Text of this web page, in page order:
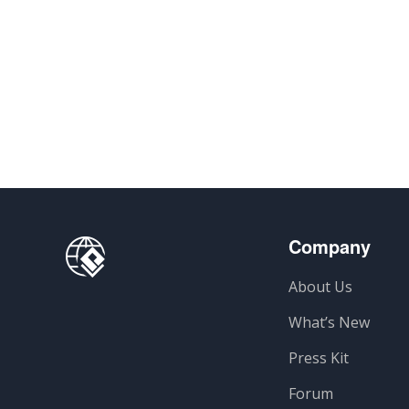
Company
About Us
What’s New
Press Kit
Forum